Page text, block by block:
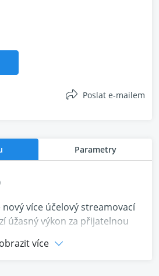
Poslat e-mailem
Parametry
nový více účelový streamovací
úžasný výkon za přijatelnou
více